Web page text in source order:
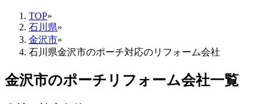
TOP»
石川県»
金沢市»
石川県金沢市のポーチ対応のリフォーム会社
金沢市のポーチリフォーム会社一覧